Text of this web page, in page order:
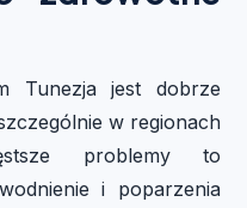
Tunezja jest dobrze
w regionach
problemy to
i poparzenia